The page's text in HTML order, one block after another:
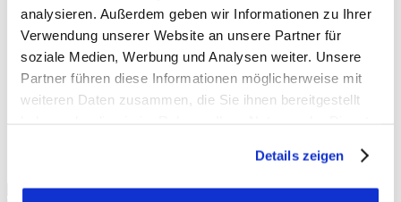
analysieren. Außerdem geben wir Informationen zu Ihrer
Verwendung unserer Website an unsere Partner für
soziale Medien, Werbung und Analysen weiter. Unsere
Partner führen diese Informationen möglicherweise mit
weiteren Daten zusammen, die Sie ihnen bereitgestellt
Details zeigen
Contact & Service
More info brand & company